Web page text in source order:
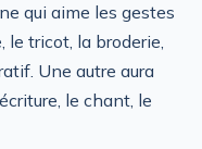
qui aime les gestes
le tricot, la broderie,
Une autre aura
le chant, le